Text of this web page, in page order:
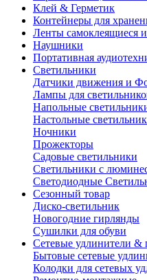
Клей & Герметик
Контейнеры для
Ленты самоклеящиеся
Наушники
Портативная
Светильники
Датчики движения и
Лампы для
Напольные
Настольные
Ночники
Прожекторы
Садовые светильники
Светильники с
Светодиодные
Сезонный товар
Диско-светильник
Новогодние гирлянды
Сушилки для обуви
Сетевые удлинители &
Бытовые сетевые
Колодки для сетевых